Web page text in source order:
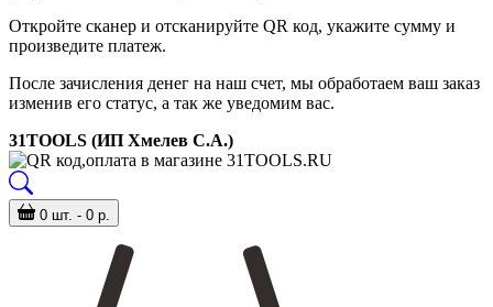
Откройте сканер и отсканируйте QR код, укажите сумму и
произведите платеж.
После зачисления денег на наш счет, мы обработаем ваш заказ
изменив его статус, а так же уведомим вас.
31TOOLS (ИП Хмелев С.А.)
0 шт. - 0 р.